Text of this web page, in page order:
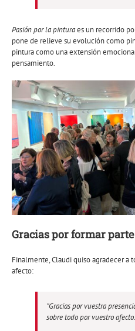
Pasión por la pinturaes un recorrido
pone de relieve su evolución como
pintura como una extensión
pensamiento.
Gracias por formar
Finalmente, Claudi quiso agradecer a
afecto:
“Gracias por vuestra
sobre todo por vuestro